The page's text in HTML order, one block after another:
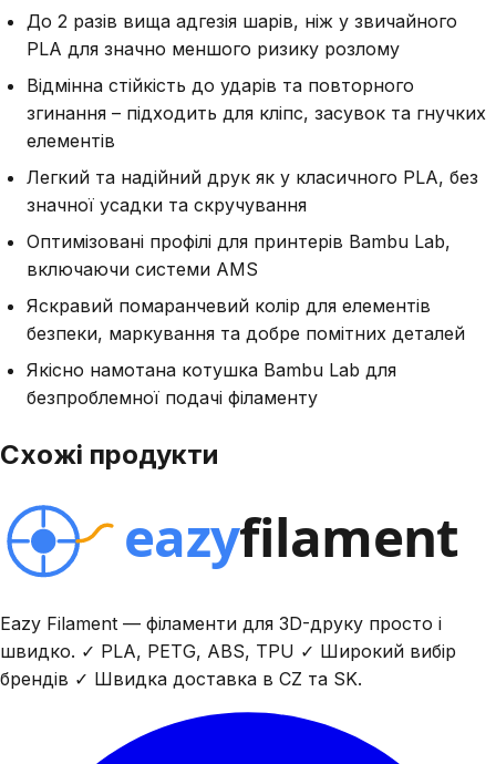
До 2 разів вища адгезія шарів, ніж у звичайного
PLA для значно меншого ризику розлому
Відмінна стійкість до ударів та повторного
згинання – підходить для кліпс, засувок та гнучких
елементів
Легкий та надійний друк як у класичного PLA, без
значної усадки та скручування
Оптимізовані профілі для принтерів Bambu Lab,
включаючи системи AMS
Яскравий помаранчевий колір для елементів
безпеки, маркування та добре помітних деталей
Якісно намотана котушка Bambu Lab для
безпроблемної подачі філаменту
Схожі продукти
Eazy Filament — філаменти для 3D-друку просто і
швидко. ✓ PLA, PETG, ABS, TPU ✓ Широкий вибір
брендів ✓ Швидка доставка в CZ та SK.